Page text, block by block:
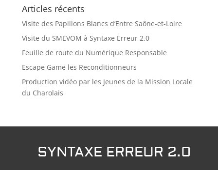
Articles récents
Visite des Papillons Blancs d’Entre Saône-et-Loire
Visite du SMEVOM à Syntaxe Erreur 2.0
Feuille de route du Numérique Responsable
Escape Game les Reconditionneurs
Production vidéo par les Jeunes de la Mission Locale
du Charolais
SYNTAXE ERREUR 2.0